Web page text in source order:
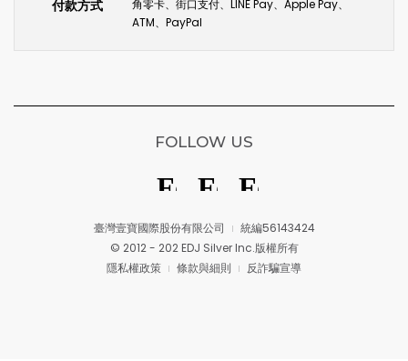
付款方式
角零卡、街口支付、LINE Pay、Apple Pay、
ATM、PayPal
臺灣壹寶國際股份有限公司
統編56143424
© 2012 - 202 EDJ Silver Inc.版權所有
隱私權政策
條款與細則 反詐騙宣導
FOLLOW US